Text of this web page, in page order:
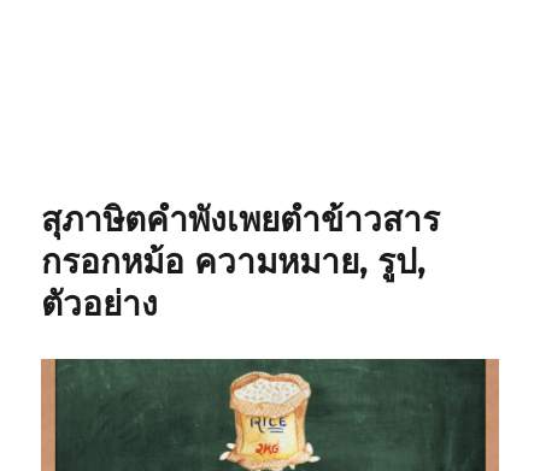
สุภาษิตคำพังเพยตำข้าวสาร
กรอกหม้อ ความหมาย, รูป,
ตัวอย่าง